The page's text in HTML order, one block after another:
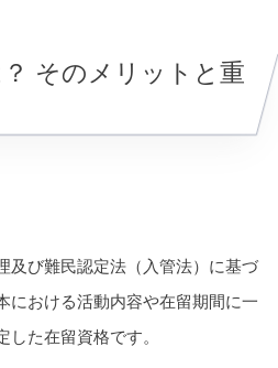
そのメリットと重
及び難民認定法（入管法）に基づ
における活動内容や在留期間に一
した在留資格です。